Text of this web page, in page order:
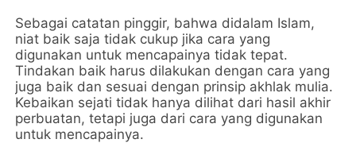
Sebagai catatan pinggir, bahwa didalam Islam,
niat baik saja tidak cukup jika cara yang
digunakan untuk mencapainya tidak tepat.
Tindakan baik harus dilakukan dengan cara yang
juga baik dan sesuai dengan prinsip akhlak mulia.
Kebaikan sejati tidak hanya dilihat dari hasil akhir
perbuatan, tetapi juga dari cara yang digunakan
untuk mencapainya.